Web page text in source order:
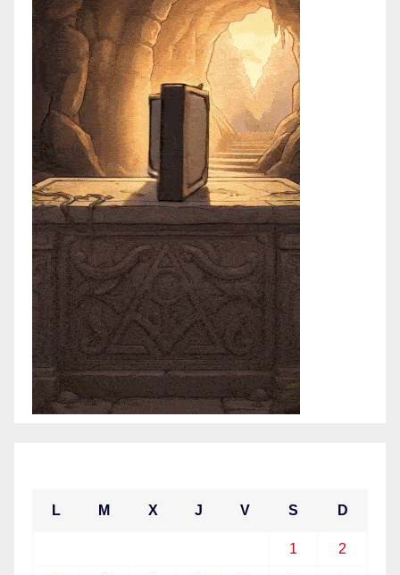
L M X J V S D
1 2